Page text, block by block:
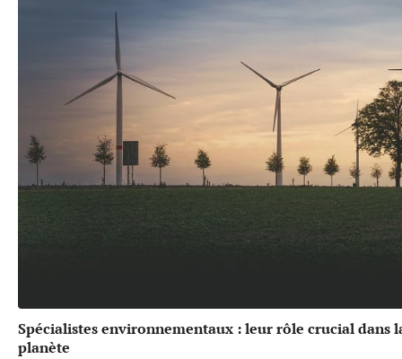
Spécialistes environnementaux : leur rôle crucial dans
planète